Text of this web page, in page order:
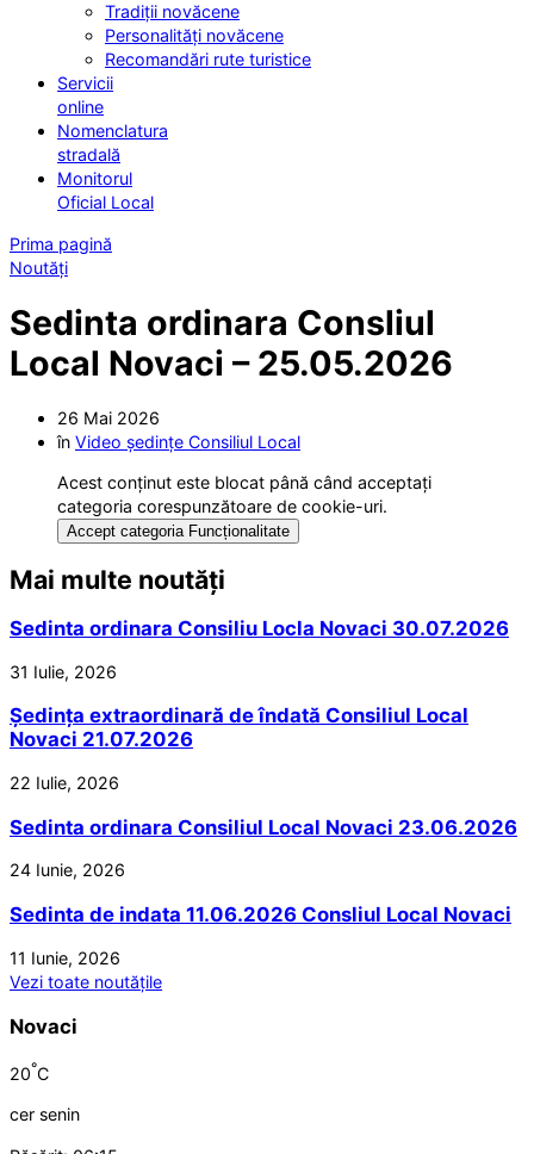
Tradiții novăcene
Personalități novăcene
Recomandări rute turistice
Servicii
online
Nomenclatura
stradală
Monitorul
Oficial Local
Prima pagină
Noutăți
Sedinta ordinara Consliul
Local Novaci – 25.05.2026
26 Mai 2026
în Video ședințe Consiliul Local
Acest conținut este blocat până când acceptați
categoria corespunzătoare de cookie-uri.
Accept categoria Funcționalitate
Mai multe noutăți
Sedinta ordinara Consiliu Locla Novaci 30.07.2026
31 Iulie, 2026
Ședința extraordinară de îndată Consiliul Local
Novaci 21.07.2026
22 Iulie, 2026
Sedinta ordinara Consiliul Local Novaci 23.06.2026
24 Iunie, 2026
Sedinta de indata 11.06.2026 Consliul Local Novaci
11 Iunie, 2026
Vezi toate noutățile
Novaci
20°C
cer senin